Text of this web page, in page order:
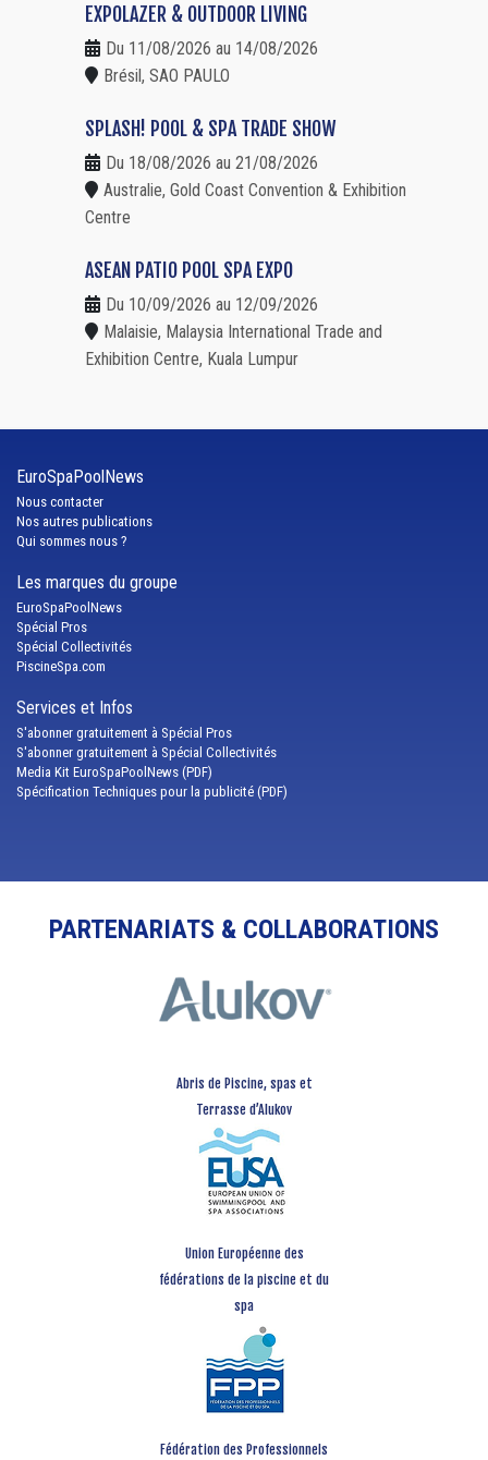
EXPOLAZER & OUTDOOR LIVING
Du 11/08/2026 au 14/08/2026
Brésil, SAO PAULO
SPLASH! POOL & SPA TRADE SHOW
Du 18/08/2026 au 21/08/2026
Australie, Gold Coast Convention & Exhibition
Centre
ASEAN PATIO POOL SPA EXPO
Du 10/09/2026 au 12/09/2026
Malaisie, Malaysia International Trade and
Exhibition Centre, Kuala Lumpur
EuroSpaPoolNews
Nous contacter
Nos autres publications
Qui sommes nous ?
Les marques du groupe
EuroSpaPoolNews
Spécial Pros
Spécial Collectivités
PiscineSpa.com
Services et Infos
S'abonner gratuitement à Spécial Pros
S'abonner gratuitement à Spécial Collectivités
Media Kit EuroSpaPoolNews (PDF)
Spécification Techniques pour la publicité (PDF)
PARTENARIATS & COLLABORATIONS
Abris de Piscine, spas et
Terrasse d’Alukov
Union Européenne des
fédérations de la piscine et du
spa
Fédération des Professionnels